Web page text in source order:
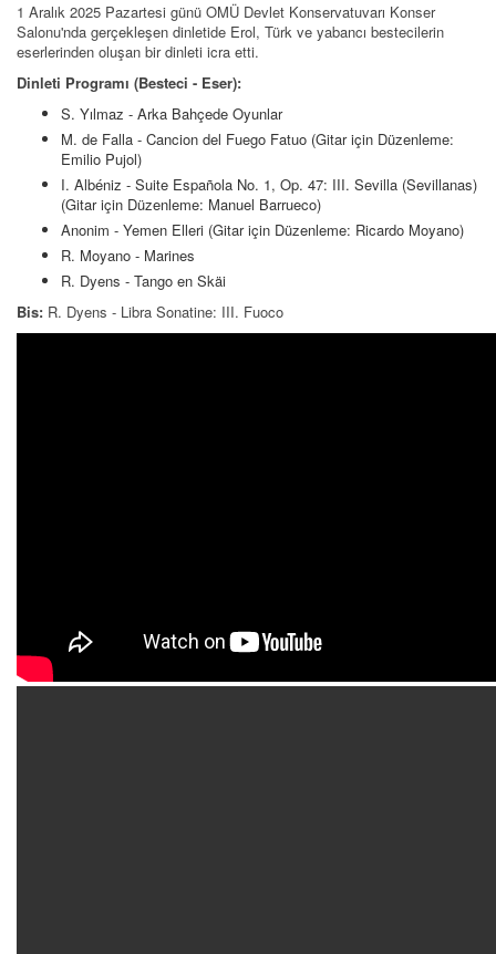
1 Aralık 2025 Pazartesi günü OMÜ Devlet Konservatuvarı Konser
Salonu'nda gerçekleşen dinletide Erol, Türk ve yabancı bestecilerin
eserlerinden oluşan bir dinleti icra etti.
Dinleti Programı (Besteci - Eser):
S. Yılmaz - Arka Bahçede Oyunlar
M. de Falla - Cancion del Fuego Fatuo (Gitar için Düzenleme:
Emilio Pujol)
I. Albéniz - Suite Española No. 1, Op. 47: III. Sevilla (Sevillanas)
(Gitar için Düzenleme: Manuel Barrueco)
Anonim - Yemen Elleri (Gitar için Düzenleme: Ricardo Moyano)
R. Moyano - Marines
R. Dyens - Tango en Skäi
Bis: R. Dyens - Libra Sonatine: III. Fuoco